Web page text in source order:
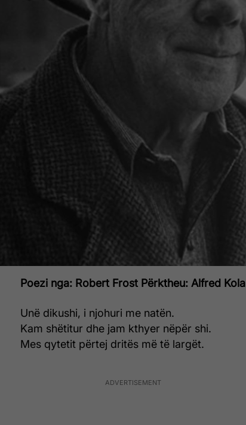
Poezi nga: Robert Frost Përktheu: Alfred Kola
Unë dikushi, i njohuri me natën.
Kam shëtitur dhe jam kthyer nëpër shi.
Mes qytetit përtej dritës më të largët.